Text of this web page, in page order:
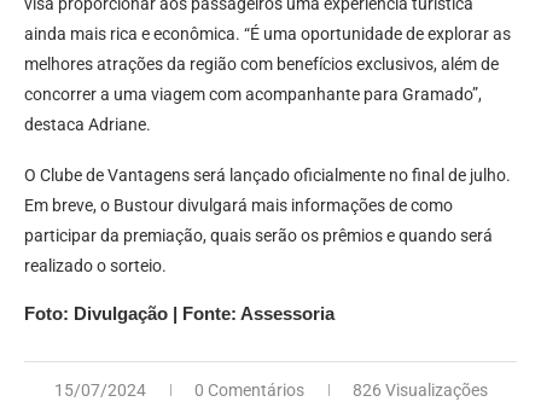
ainda mais rica e econômica. “É uma oportunidade de explorar as
melhores atrações da região com benefícios exclusivos, além de
concorrer a uma viagem com acompanhante para Gramado”,
destaca Adriane.
O Clube de Vantagens será lançado oficialmente no final de julho.
Em breve, o Bustour divulgará mais informações de como
participar da premiação, quais serão os prêmios e quando será
realizado o sorteio.
Foto: Divulgação | Fonte: Assessoria
15/07/2024 0 Comentários 826 Visualizações